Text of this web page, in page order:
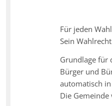
Für jeden
Sein
Grundlage für
Bürger und
automatisch
Die